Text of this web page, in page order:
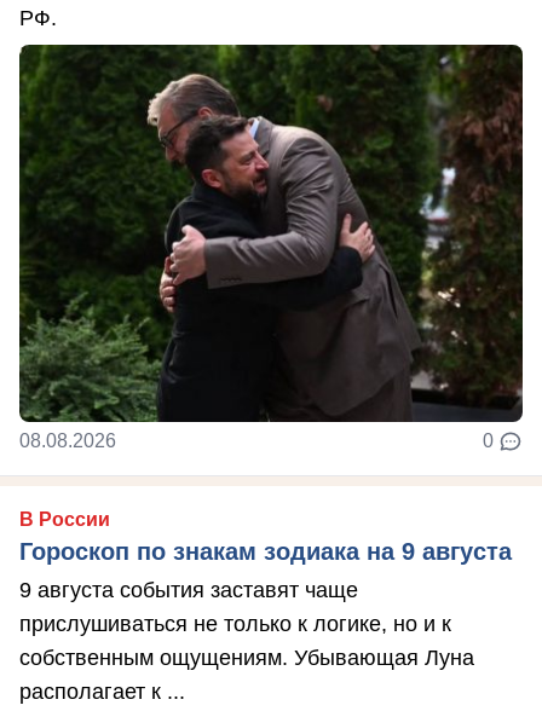
РФ.
08.08.2026 0
В России
Гороскоп по знакам зодиака на 9 августа
9 августа события заставят чаще
прислушиваться не только к логике, но и к
собственным ощущениям. Убывающая Луна
располагает к ...